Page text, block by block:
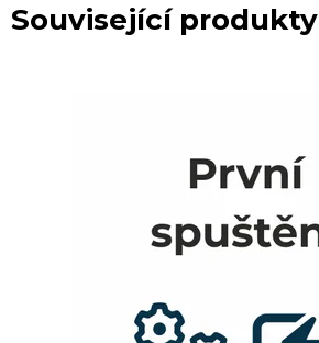
Související produkty